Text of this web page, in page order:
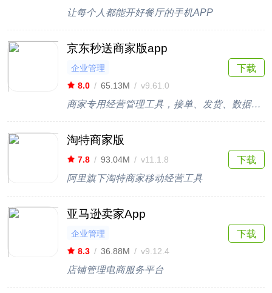
让每个人都能开好餐厅的手机APP
京东秒送商家版app
企业管理
8.0 / 65.13M / v9.61.0
商家专用经营管理工具，接单、发货、数据一手掌控
下载
淘特商家版
7.8 / 93.04M / v11.1.8
阿里旗下淘特商家移动经营工具
下载
亚马逊卖家App
企业管理
8.3 / 36.88M / v9.12.4
店铺管理电商服务平台
下载